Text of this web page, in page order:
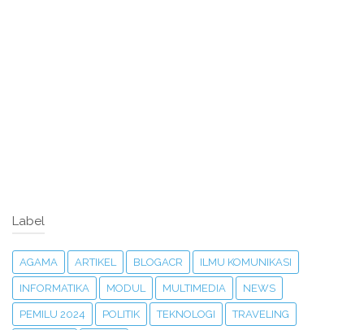
Label
AGAMA ARTIKEL BLOGACR ILMU KOMUNIKASI
INFORMATIKA MODUL MULTIMEDIA NEWS
PEMILU 2024 POLITIK TEKNOLOGI TRAVELING